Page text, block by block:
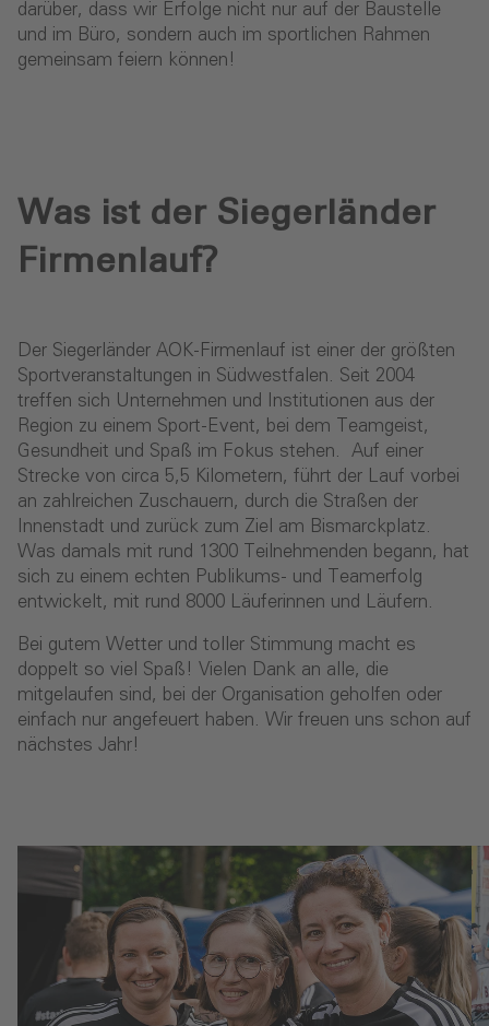
darüber, dass wir Erfolge nicht nur auf der Baustelle
und im Büro, sondern auch im sportlichen Rahmen
gemeinsam feiern können!
Was ist der Siegerländer
Firmenlauf?
Der Siegerländer AOK-Firmenlauf ist einer der größten
Sportveranstaltungen in Südwestfalen. Seit 2004
treffen sich Unternehmen und Institutionen aus der
Region zu einem Sport-Event, bei dem Teamgeist,
Gesundheit und Spaß im Fokus stehen. Auf einer
Strecke von circa 5,5 Kilometern, führt der Lauf vorbei
an zahlreichen Zuschauern, durch die Straßen der
Innenstadt und zurück zum Ziel am Bismarckplatz.
Was damals mit rund 1300 Teilnehmenden begann, hat
sich zu einem echten Publikums- und Teamerfolg
entwickelt, mit rund 8000 Läuferinnen und Läufern.
Bei gutem Wetter und toller Stimmung macht es
doppelt so viel Spaß! Vielen Dank an alle, die
mitgelaufen sind, bei der Organisation geholfen oder
einfach nur angefeuert haben. Wir freuen uns schon auf
nächstes Jahr!